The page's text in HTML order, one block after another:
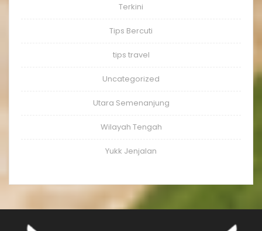
Terkini
Tips Bercuti
tips travel
Uncategorized
Utara Semenanjung
Wilayah Tengah
Yukk Jenjalan